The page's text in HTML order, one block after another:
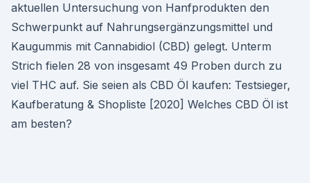
aktuellen Unter­suchung von Hanf­produkten den
Schwer­punkt auf Nahrungs­ergän­zungs­mittel und
Kaugummis mit Cannabidiol (CBD) gelegt. Unterm
Strich fielen 28 von insgesamt 49 Proben durch zu
viel THC auf. Sie seien als CBD Öl kaufen: Testsieger,
Kaufberatung & Shopliste [2020] Welches CBD Öl ist
am besten?